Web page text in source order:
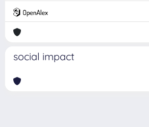
social impact